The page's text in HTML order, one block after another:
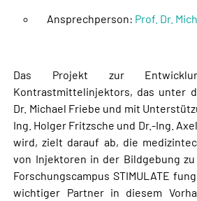
Ansprechperson: Prof. Dr.
Das Projekt zur
Kontrastmittelinjektors, das unter
Dr. Michael Friebe und mit
Ing. Holger Fritzsche und Dr.-Ing.
wird, zielt darauf ab, die
von Injektoren in der Bildgebung
Forschungscampus STIMULATE
wichtiger Partner in diesem